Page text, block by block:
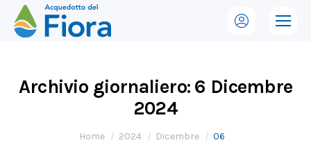
Archivio giornaliero: 6 Dicembre
2024
Tu sei qui:
Home 2024 Dicembre 06